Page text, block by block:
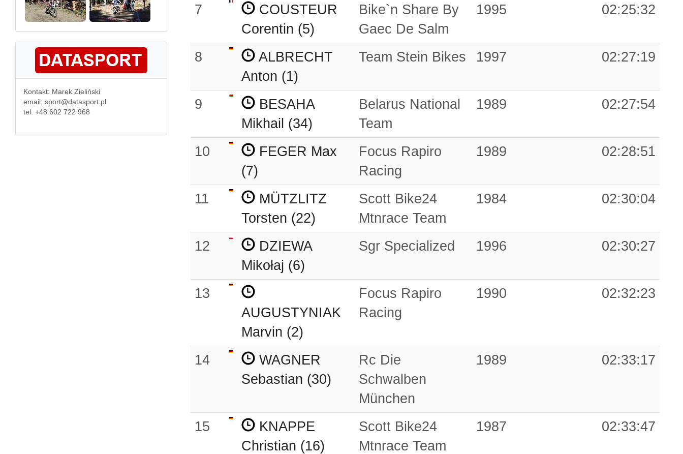
Kontakt: Marek Zieliński
email: sport@datasport.pl
tel. +48 602 722 968
7
COUSTEUR
Corentin (5)
Bike`n Share By
Gaec De Salm
1995 02:25:32
8
ALBRECHT
Anton (1)
Team Stein Bikes 1997 02:27:19
9
BESAHA
Mikhail (34)
Belarus National
Team
1989 02:27:54
10
FEGER Max
(7)
Focus Rapiro
Racing
1989 02:28:51
11
MÜTZLITZ
Torsten (22)
Scott Bike24
Mtnrace Team
1984 02:30:04
12
DZIEWA
Mikołaj (6)
Sgr Specialized 1996 02:30:27
13
AUGUSTYNIAK
Marvin (2)
Focus Rapiro
Racing
1990 02:32:23
14
WAGNER
Sebastian (30)
Rc Die
Schwalben
München
1989 02:33:17
15
KNAPPE
Christian (16)
Scott Bike24
Mtnrace Team
1987 02:33:47